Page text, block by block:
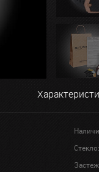
Стекло: